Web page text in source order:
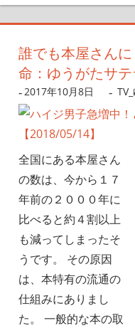
誰でも本屋さん
命：ゆうがたサテ
2017年10月8日
全国にある本屋さん
の数は、今から１７
年前の２０００年に
比べると約４割以上
も減ってしまったそ
うです。 その原因
は、本特有の流通の
仕組みにありまし
た。 一般的な本の取